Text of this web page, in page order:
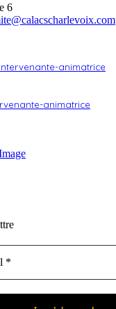
6
animatrice
animatrice